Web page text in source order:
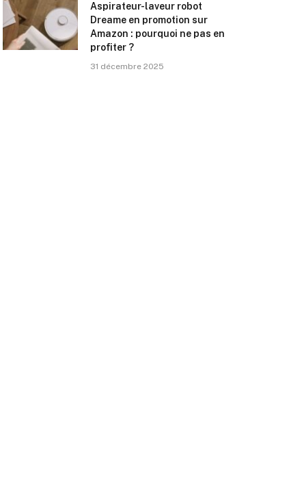
Aspirateur-laveur robot
Dreame en promotion sur
Amazon : pourquoi ne pas en
profiter ?
31 décembre 2025